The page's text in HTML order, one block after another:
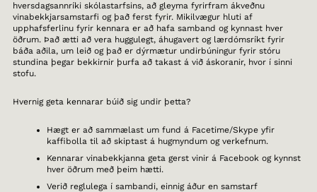
hversdagsannríki skólastarfsins, að gleyma fyrirfram ákveðnu
vinabekkjarsamstarfi og það ferst fyrir. Mikilvægur hluti af
upphafsferlinu fyrir kennara er að hafa samband og kynnast hver
öðrum. Það ætti að vera huggulegt, áhugavert og lærdómsríkt fyrir
báða aðila, um leið og það er dýrmætur undirbúningur fyrir stóru
stundina þegar bekkirnir þurfa að takast á við áskoranir, hvor í sinni
stofu.
Hvernig geta kennarar búið sig undir þetta?
Hægt er að sammælast um fund á Facetime/Skype yfir
kaffibolla til að skiptast á hugmyndum og verkefnum.
Kennarar vinabekkjanna geta gerst vinir á Facebook og kynnst
hver öðrum með þeim hætti.
Verið reglulega í sambandi, einnig áður en samstarf